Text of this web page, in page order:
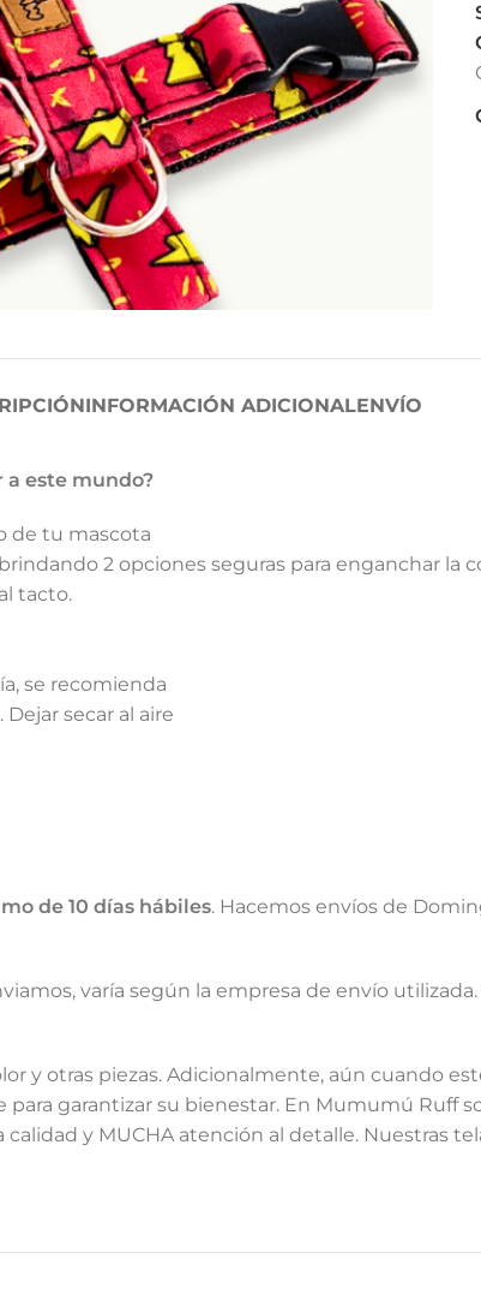
INFORMACIÓN ADICIONALENVÍO
a este mundo?
de tu mascota
2 opciones seguras para enganchar la
tacto.
se recomienda
secar al aire
de 10 días hábiles. Hacemos envíos de
varía según la empresa de envío
y otras piezas. Adicionalmente, aún cuando
garantizar su bienestar. En Mumumú Ruff
y MUCHA atención al detalle. Nuestras